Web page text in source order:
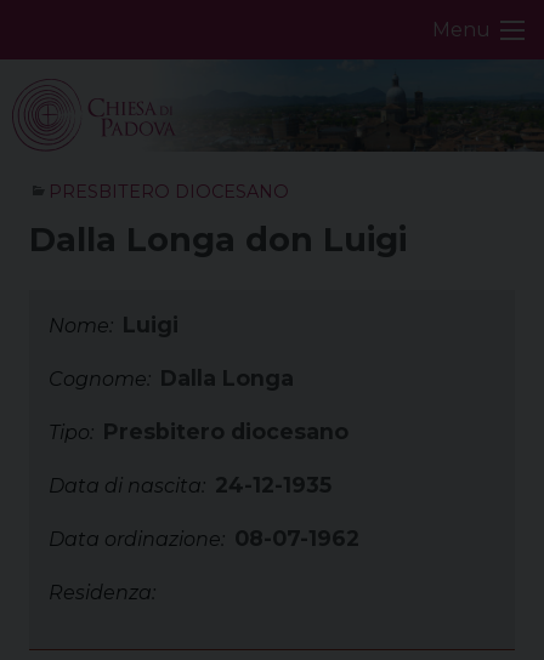
Menu
PRESBITERO DIOCESANO
Dalla Longa don Luigi
Nome: Luigi
Cognome: Dalla Longa
Tipo: Presbitero diocesano
Data di nascita: 24-12-1935
Data ordinazione: 08-07-1962
Residenza: